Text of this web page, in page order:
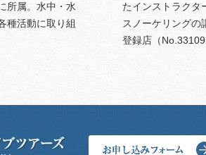
所属。水中・水
種活動に取り組
たインストラクタ
スノーケリングの
登録店（No.33109